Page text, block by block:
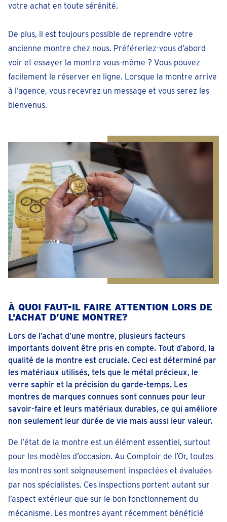
votre achat en toute sérénité.
De plus, il est toujours possible de reprendre votre
ancienne montre chez nous. Préféreriez-vous d’abord
voir et essayer la montre vous-même ? Vous pouvez
facilement le réserver en ligne. Lorsque la montre arrive
à l’agence, vous recevrez un message et vous serez les
bienvenus.
À QUOI FAUT-IL FAIRE ATTENTION LORS DE
L’ACHAT D’UNE MONTRE?
Lors de l’achat d’une montre, plusieurs facteurs
importants doivent être pris en compte. Tout d’abord, la
qualité de la montre est cruciale. Ceci est déterminé par
les matériaux utilisés, tels que le métal précieux, le
verre saphir et la précision du garde-temps. Les
montres de marques connues sont connues pour leur
savoir-faire et leurs matériaux durables, ce qui améliore
non seulement leur durée de vie mais aussi leur valeur.
De l’état de la montre est un élément essentiel, surtout
pour les modèles d’occasion. Au Comptoir de l’Or, toutes
les montres sont soigneusement inspectées et évaluées
par nos spécialistes. Ces inspections portent autant sur
l’aspect extérieur que sur le bon fonctionnement du
mécanisme. Les montres ayant récemment bénéficié